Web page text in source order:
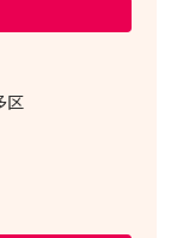
区